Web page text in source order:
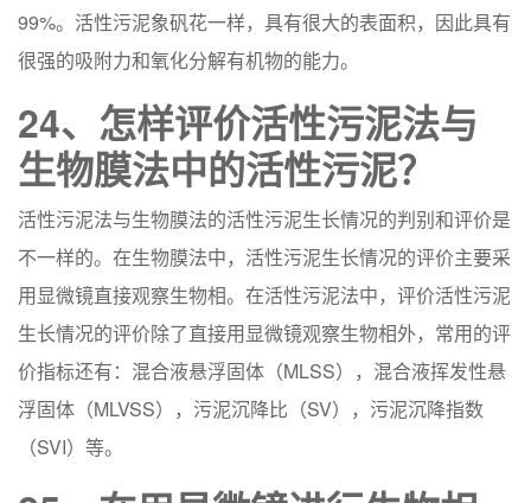
99%。活性污泥象矾花一样，具有很大的表面积，因此具有
很强的吸附力和氧化分解有机物的能力。
24、怎样评价活性污泥法与
生物膜法中的活性污泥？
活性污泥法与生物膜法的活性污泥生长情况的判别和评价是
不一样的。在生物膜法中，活性污泥生长情况的评价主要采
用显微镜直接观察生物相。在活性污泥法中，评价活性污泥
生长情况的评价除了直接用显微镜观察生物相外，常用的评
价指标还有：混合液悬浮固体（MLSS），混合液挥发性悬
浮固体（MLVSS），污泥沉降比（SV），污泥沉降指数
（SVI）等。